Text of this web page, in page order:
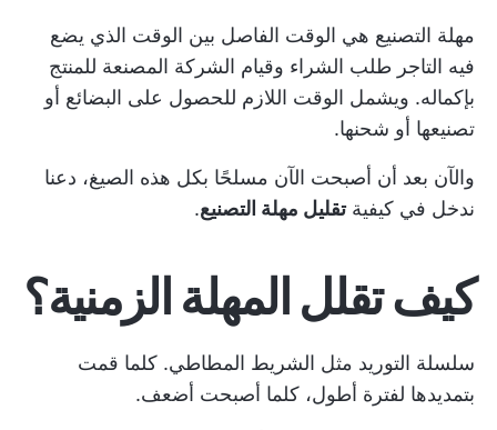
مهلة التصنيع هي الوقت الفاصل بين الوقت الذي يضع
فيه التاجر طلب الشراء وقيام الشركة المصنعة للمنتج
بإكماله. ويشمل الوقت اللازم للحصول على البضائع أو
تصنيعها أو شحنها.
والآن بعد أن أصبحت الآن مسلحًا بكل هذه الصيغ، دعنا
ندخل في كيفيةتقليل مهلة التصنيع.
كيف تقلل المهلة الزمنية؟
سلسلة التوريد مثل الشريط المطاطي. كلما قمت
بتمديدها لفترة أطول، كلما أصبحت أضعف.